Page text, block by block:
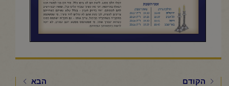
הקודם
הבא